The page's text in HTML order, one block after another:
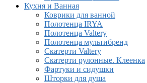
Кухня и Ванная
Коврики для ванной
Полотенца IRYA
Полотенца Valtery
Полотенца мультибренд
Скатерти Valtery
Скатерти рулонные. Клеенка
Фартуки и сидушки
Шторки для душа